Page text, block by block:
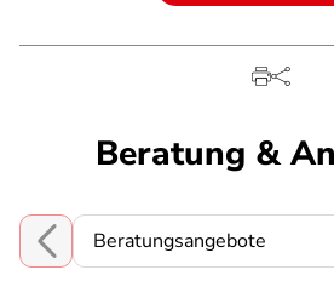
Beratung &
Choose a section